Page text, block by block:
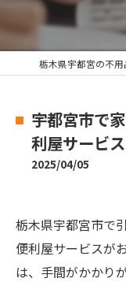
宇都宮市で
利屋サービ
2025/04/05
栃木県宇都宮市で
便利屋サービスが
は、手間がかかり